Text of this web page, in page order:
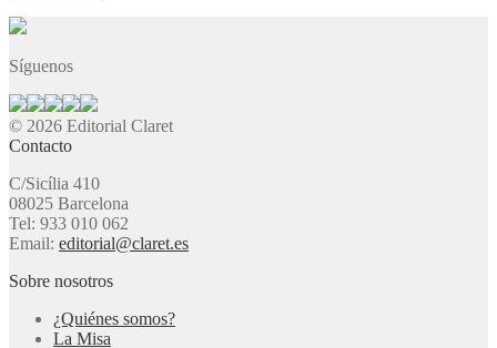
Síguenos
© 2026 Editorial Claret
Contacto
C/Sicília 410
08025 Barcelona
Tel: 933 010 062
Email: editorial@claret.es
Sobre nosotros
¿Quiénes somos?
La Misa